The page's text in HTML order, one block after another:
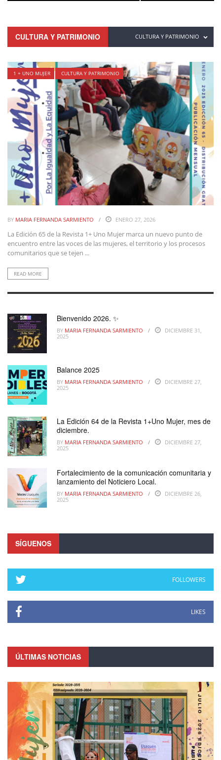
CULTURA Y PATRIMONIO CULTURA Y PATRIMONIO
1 + UNO MUJER CULTURA Y PATRIMONIO
BY MARIA FERNANDA SARMIENTO ENERO 27, 2026
La Edición 65 de la Revista 1+ Uno Mujer marca un nuevo punto de
encuentro entre las voces de las mujeres, el territorio y los procesos
comunitarios que se tejen ...
READ MORE
Bienvenido 2026. ✨
BY MARIA FERNANDA SARMIENTO
DICIEMBRE 31,
2025
Balance 2025
BY MARIA FERNANDA SARMIENTO
DICIEMBRE 27,
2025
La Edición 64 de la Revista 1+Uno Mujer, mes de
diciembre.
BY MARIA FERNANDA SARMIENTO
DICIEMBRE 27,
2025
Fortalecimiento de la comunicación comunitaria y
lanzamiento del Noticiero Local.
BY MARIA FERNANDA SARMIENTO
DICIEMBRE 26,
2025
SÍGUENOS
FOLLOWERS
LIKES
ÚLTIMAS NOTICIAS